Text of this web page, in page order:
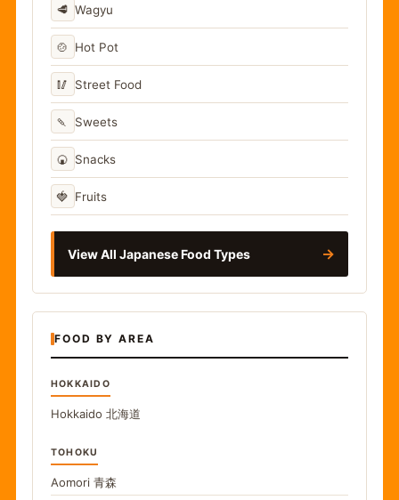
🥩 Wagyu
🍲 Hot Pot
🥢 Street Food
🍡 Sweets
🍘 Snacks
🍓 Fruits
View All Japanese Food Types →
FOOD BY AREA
HOKKAIDO
Hokkaido 北海道
TOHOKU
Aomori 青森